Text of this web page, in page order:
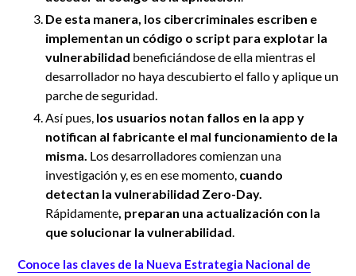
De esta manera, los cibercriminales escriben e
implementan un código o script para explotar la
vulnerabilidad beneficiándose de ella mientras el
desarrollador no haya descubierto el fallo y aplique un
parche de seguridad.
Así pues, los usuarios notan fallos en la app y
notifican al fabricante el mal funcionamiento de la
misma. Los desarrolladores comienzan una
investigación y, es en ese momento, cuando
detectan la vulnerabilidad Zero-Day.
Rápidamente , preparan una actualización con la
que solucionar la vulnerabilidad
Conoce las claves de la Nueva Estrategia Nacional de